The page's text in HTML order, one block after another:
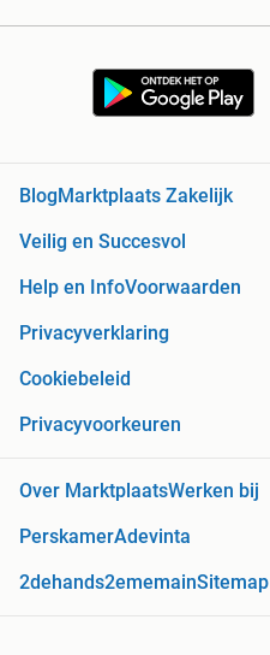
Blog Marktplaats Zakelijk
Veilig en Succesvol
Help en InfoVoorwaarden
Privacyverklaring
Cookiebeleid
Privacyvoorkeuren
Over MarktplaatsWerken bij
PerskamerAdevinta
2dehands2ememainSitemap